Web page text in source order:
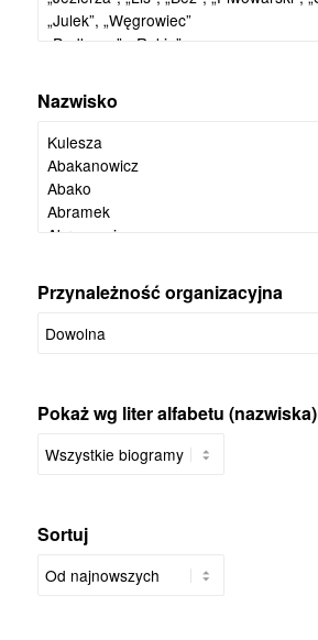
Nazwisko
Przynależność organizacyjna
Pokaż wg liter alfabetu (nazwiska)
Sortuj